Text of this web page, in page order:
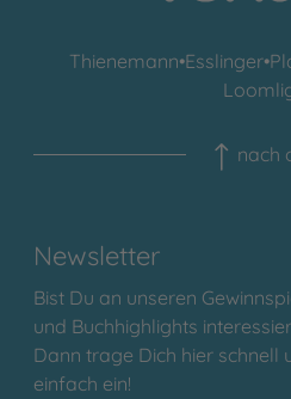
Thienemann•Esslinger•
nach
Newsletter
Bist Du an unseren
und Buchhighlights
Dann trage Dich hier schnell
einfach ein!